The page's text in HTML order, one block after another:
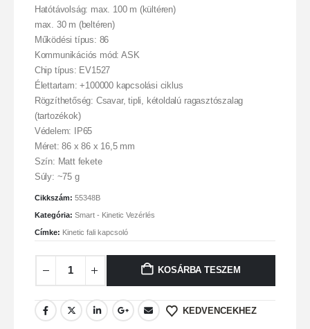
Hatótávolság: max. 100 m (kültéren)
max. 30 m (beltéren)
Működési típus: 86
Kommunikációs mód: ASK
Chip típus: EV1527
Élettartam: +100000 kapcsolási ciklus
Rögzíthetőség: Csavar, tipli, kétoldalú ragasztószalag
(tartozékok)
Védelem: IP65
Méret: 86 x 86 x 16,5 mm
Szín: Matt fekete
Súly: ~75 g
Cikkszám: 55348B
Kategória: Smart - Kinetic Vezérlés
Címke: Kinetic fali kapcsoló
KOSÁRBA TESZEM
KEDVENCEKHEZ